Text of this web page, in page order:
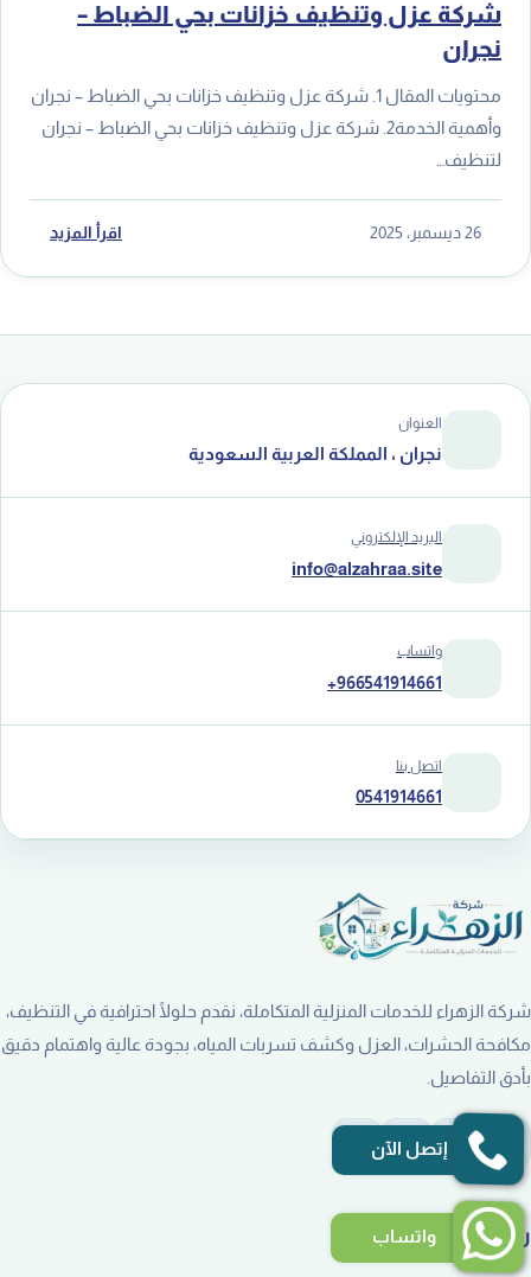
شركة عزل وتنظيف خزانات بحي الضباط –
نجران
محتويات المقال 1. شركة عزل وتنظيف خزانات بحي الضباط – نجران
وأهمية الخدمة2. شركة عزل وتنظيف خزانات بحي الضباط – نجران
لتنظيف…
26 ديسمبر، 2025 اقرأ المزيد
العنوان
نجران ، المملكة العربية السعودية
البريد الإلكتروني
info@alzahraa.site
واتساب
+966541914661
اتصل بنا
0541914661
شركة الزهراء للخدمات المنزلية المتكاملة، نقدم حلولًا احترافية في التنظيف،
مكافحة الحشرات، العزل وكشف تسربات المياه، بجودة عالية واهتمام دقيق
بأدق التفاصيل.
روابط هامة
إتصل الآن
واتساب